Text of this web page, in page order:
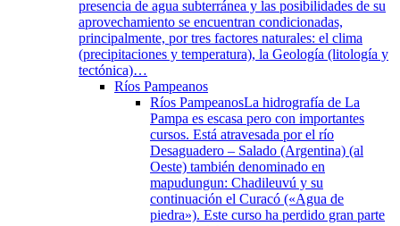
presencia de agua subterránea y las posibilidades de su
aprovechamiento se encuentran condicionadas,
principalmente, por tres factores naturales: el clima
(precipitaciones y temperatura), la Geología (litología y
tectónica)…
Ríos Pampeanos
Ríos PampeanosLa hidrografía de La
Pampa es escasa pero con importantes
cursos. Está atravesada por el río
Desaguadero – Salado (Argentina) (al
Oeste) también denominado en
mapudungun: Chadileuvú y su
continuación el Curacó («Agua de
piedra»). Este curso ha perdido gran parte